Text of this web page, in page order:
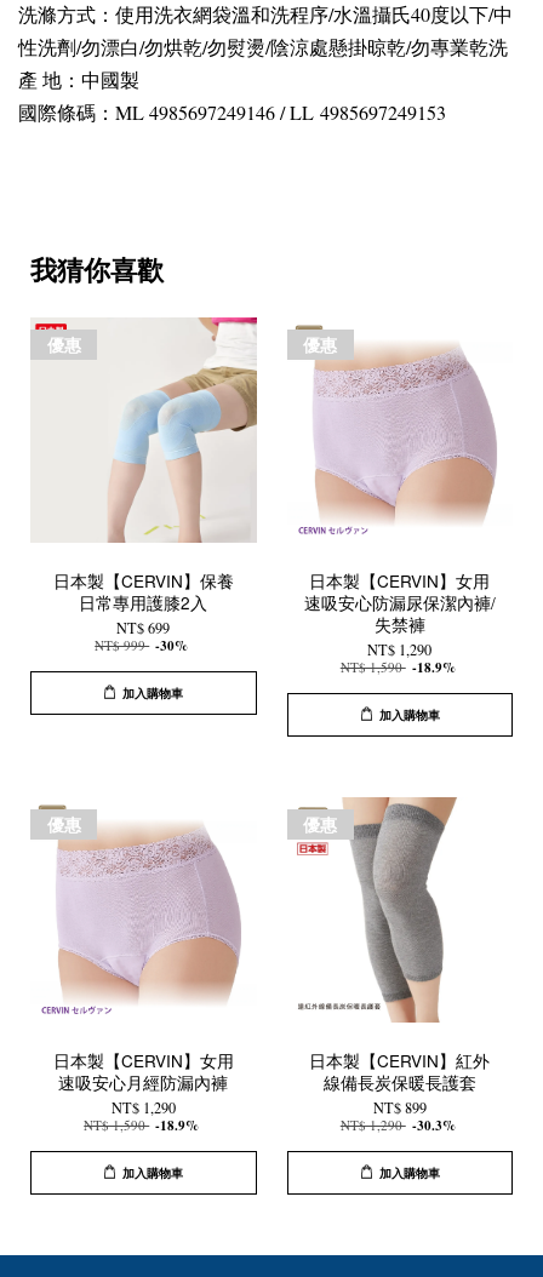
洗滌方式：使用洗衣網袋溫和洗程序/水溫攝氏40度以下/中
性洗劑/勿漂白/勿烘乾/勿熨燙/陰涼處懸掛晾乾/勿專業乾洗
產 地：中國製
國際條碼：ML 4985697249146 / LL 4985697249153
我猜你喜歡
優惠
日本製【CERVIN】保養
日常專用護膝2入
NT$ 699
NT$ 999 -30%
加入購物車
優惠
日本製【CERVIN】女用
速吸安心防漏尿保潔內褲/
失禁褲
NT$ 1,290
NT$ 1,590 -18.9%
加入購物車
優惠
日本製【CERVIN】女用
速吸安心月經防漏內褲
NT$ 1,290
NT$ 1,590 -18.9%
加入購物車
優惠
日本製【CERVIN】紅外
線備長炭保暖長護套
NT$ 899
NT$ 1,290 -30.3%
加入購物車